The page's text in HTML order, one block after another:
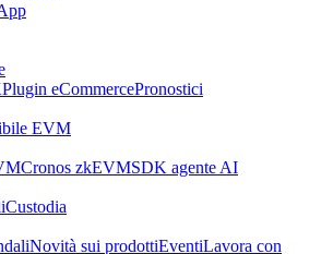
Plugin eCommercePronostici
EVM
Cronos zkEVMSDK agente AI
Custodia
Novità sui prodottiEventiLavora con